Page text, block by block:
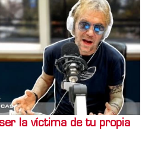
la víctima de tu propia